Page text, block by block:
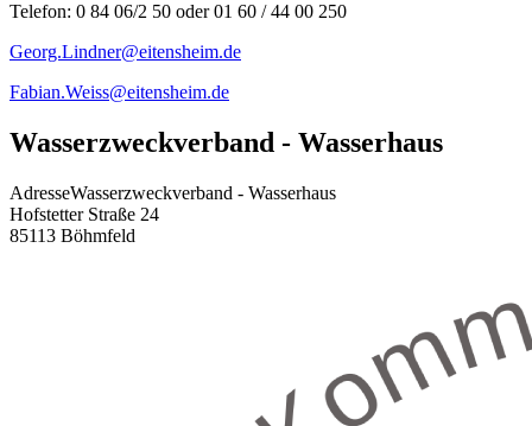
Telefon: 0 84 06/2 50 oder 01 60 / 44 00 250
Georg.Lindner@eitensheim.de
Fabian.Weiss@eitensheim.de
Wasserzweckverband - Wasserhaus
AdresseWasserzweckverband - Wasserhaus
Hofstetter Straße 24
85113 Böhmfeld